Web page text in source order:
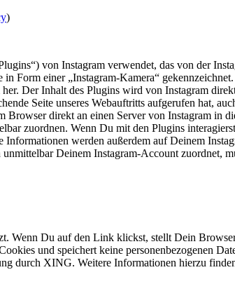
)
von Instagram verwendet, das von der
Form einer „Instagram-Kamera“
Der Inhalt des Plugins wird von Instagram
Seite unseres Webauftritts aufgerufen hat,
direkt an einen Server von Instagram in
zuordnen. Wenn Du mit den Plugins
werden außerdem auf Deinem
Deinem Instagram-Account zuordnet,
Wenn Du auf den Link klickst, stellt Dein
und speichert keine personenbezogenen
durch XING. Weitere Informationen hierzu